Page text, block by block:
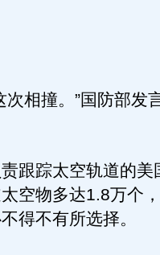
相撞。”国防部发
踪太空轨道的美
空物多达1.8万个
得不有所选择。